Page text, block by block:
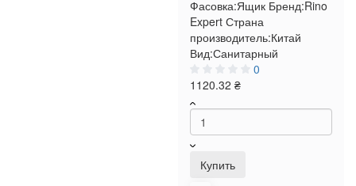
Фасовка:Ящик Бренд:Rino
Expert Страна
производитель:Китай
Вид:Санитарный
0
1120.32 ₴
Купить